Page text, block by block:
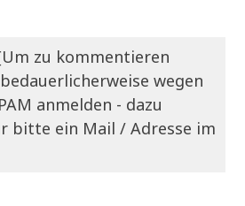
zu kommentieren
wegen
anmelden - dazu
bitte ein Mail / Adresse im